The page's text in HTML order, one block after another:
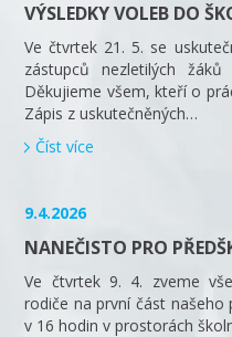
VÝSLEDKY VOLEB DO
Ve čtvrtek 21. 5. se
zástupců nezletilých
Děkujieme všem, kteří o
Zápis z uskutečněných…
Číst více
9.4.2026
NANEČISTO PRO
Ve čtvrtek 9. 4. zveme
rodiče na první část našeho
v 16 hodin v prostorách